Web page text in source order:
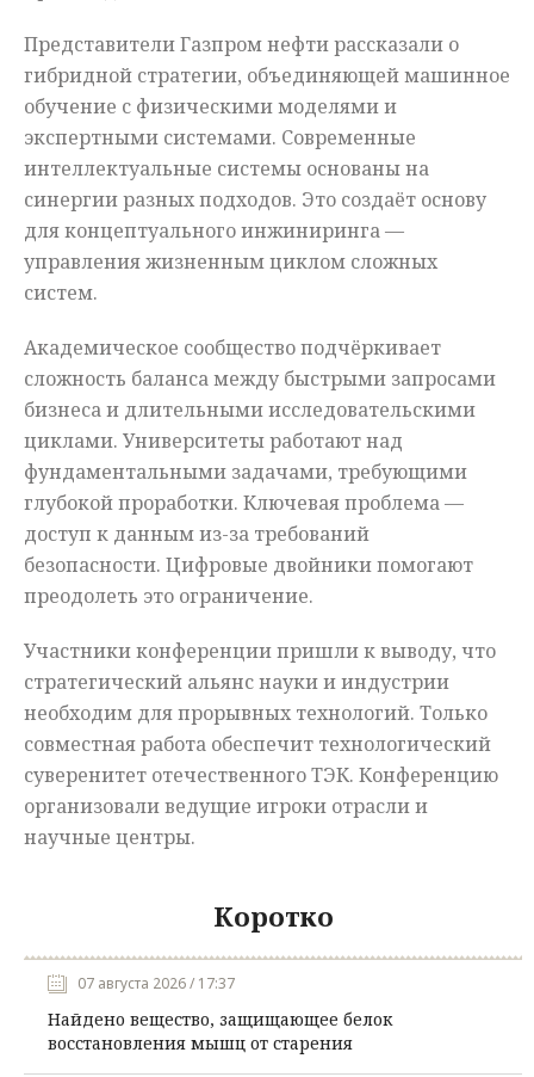
Представители Газпром нефти рассказали о
гибридной стратегии, объединяющей машинное
обучение с физическими моделями и
экспертными системами. Современные
интеллектуальные системы основаны на
синергии разных подходов. Это создаёт основу
для концептуального инжиниринга —
управления жизненным циклом сложных
систем.
Академическое сообщество подчёркивает
сложность баланса между быстрыми запросами
бизнеса и длительными исследовательскими
циклами. Университеты работают над
фундаментальными задачами, требующими
глубокой проработки. Ключевая проблема —
доступ к данным из-за требований
безопасности. Цифровые двойники помогают
преодолеть это ограничение.
Участники конференции пришли к выводу, что
стратегический альянс науки и индустрии
необходим для прорывных технологий. Только
совместная работа обеспечит технологический
суверенитет отечественного ТЭК. Конференцию
организовали ведущие игроки отрасли и
научные центры.
Коротко
07 августа 2026 / 17:37
Найдено вещество, защищающее белок
восстановления мышц от старения